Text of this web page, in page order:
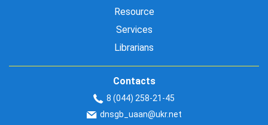
Resource
Services
Librarians
Contacts
8 (044) 258-21-45
dnsgb_uaan@ukr.net